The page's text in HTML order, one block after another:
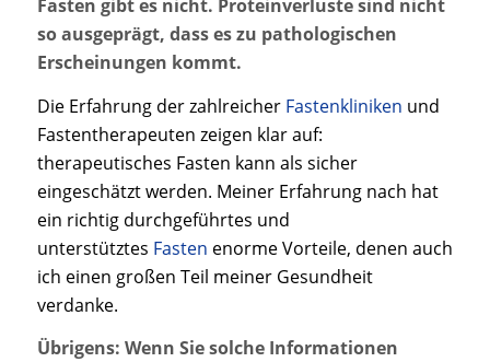
Fasten gibt es nicht. Proteinverluste sind nicht
so ausgeprägt, dass es zu pathologischen
Erscheinungen kommt.
Die Erfahrung der zahlreicher Fastenkliniken und
Fastentherapeuten zeigen klar auf:
therapeutisches Fasten kann als sicher
eingeschätzt werden. Meiner Erfahrung nach hat
ein richtig durchgeführtes und
unterstütztes Fasten enorme Vorteile, denen auch
ich einen großen Teil meiner Gesundheit
verdanke.
Übrigens: Wenn Sie solche Informationen